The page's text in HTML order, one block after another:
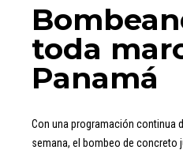
toda
Panamá
Con una programación continua
semana, el bombeo de concreto